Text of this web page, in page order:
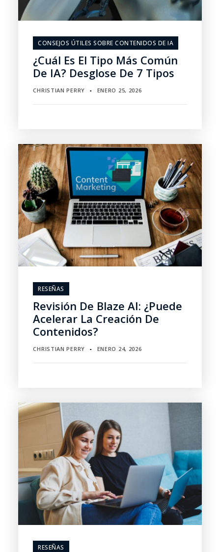
CONSEJOS ÚTILES SOBRE CONTENIDOS DE IA
¿Cuál Es El Tipo Más Común
De IA? Desglose De 7 Tipos
CHRISTIAN PERRY ▪ ENERO 25, 2026
RESEÑAS
Revisión De Blaze AI: ¿Puede
Acelerar La Creación De
Contenidos?
CHRISTIAN PERRY ▪ ENERO 24, 2026
RESEÑAS